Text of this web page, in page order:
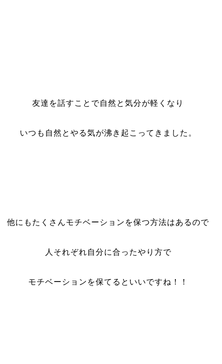
友達を話すことで自然と気分が軽くなり
いつも自然とやる気が沸き起こってきました。
他にもたくさんモチベーションを保つ方法はあるので
人それぞれ自分に合ったやり方で
モチベーションを保てるといいですね！！